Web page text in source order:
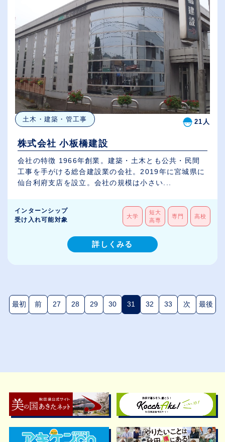
土木・建築・管工事 21人
株式会社 小板橋建設
会社の特徴 1966年創業。建築・土木とも公共・民間
工事を手がける総合建設業の会社。2019年に宮城県に
仙台利府支店を設立。会社の規模は小さい...
インターンシップ
受け入れ可能対象
大学
短大
高専
専門 高校
詳しくみる
最初 前 27 28 29 30 31(現在のページ)
32 33 次 最後